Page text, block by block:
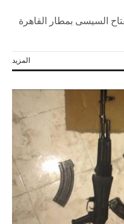
السيسى بمطار القاهرة
المزيد